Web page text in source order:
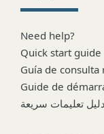
Need help?
Quick start guide
Guía de consulta
Guide de
دليل تعليمات سريعة